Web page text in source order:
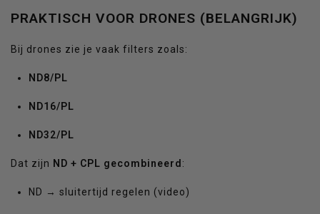
PRAKTISCH VOOR DRONES (BELANGRIJK)
Bij drones zie je vaak filters zoals:
ND8/PL
ND16/PL
ND32/PL
Dat zijn ND + CPL gecombineerd :
ND → sluitertijd regelen (video)